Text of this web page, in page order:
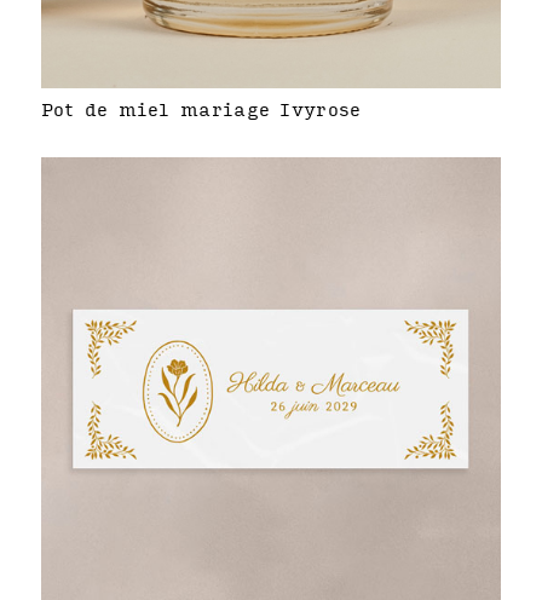
Pot de miel mariage Ivyrose